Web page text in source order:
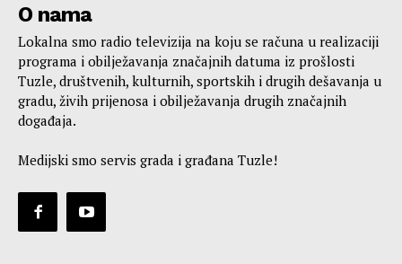
O nama
Lokalna smo radio televizija na koju se računa u realizaciji
programa i obilježavanja značajnih datuma iz prošlosti
Tuzle, društvenih, kulturnih, sportskih i drugih dešavanja u
gradu, živih prijenosa i obilježavanja drugih značajnih
događaja.
Medijski smo servis grada i građana Tuzle!